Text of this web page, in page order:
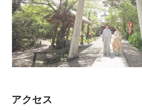
アクセス